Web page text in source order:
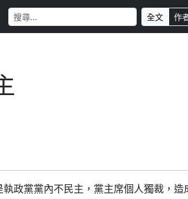
全文 作
政黨黨內不民主，黨主席個人獨裁，造